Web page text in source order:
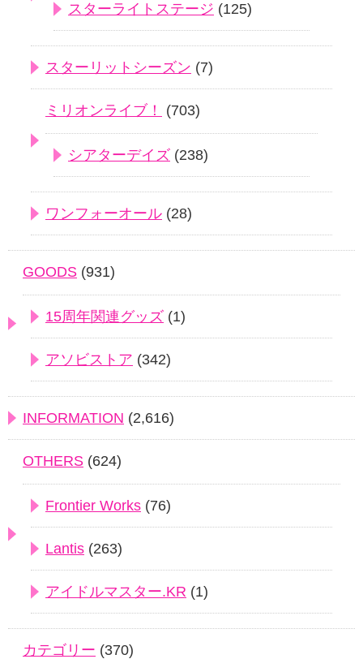
スターライトステージ (125)
スターリットシーズン (7)
ミリオンライブ！ (703)
シアターデイズ (238)
ワンフォーオール (28)
GOODS (931)
15周年関連グッズ (1)
アソビストア (342)
INFORMATION (2,616)
OTHERS (624)
Frontier Works (76)
Lantis (263)
アイドルマスター.KR (1)
カテゴリー (370)